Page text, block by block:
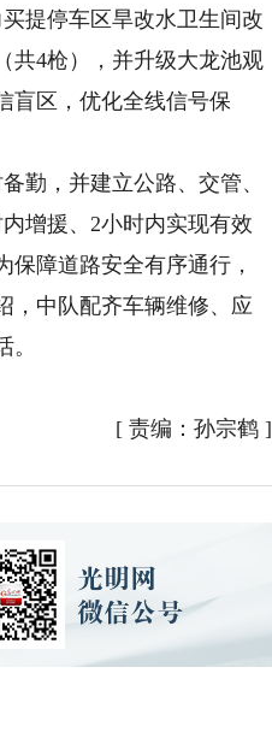
提停车区旱改水卫生间改
共4枪），并升级大龙池观
盲区，优化全线信号保
，并建立公路、交管、
增援、2小时内实现有效
障道路安全有序通行，
，中队配齐车辆维修、应
[ 责编：孙宗鹤]